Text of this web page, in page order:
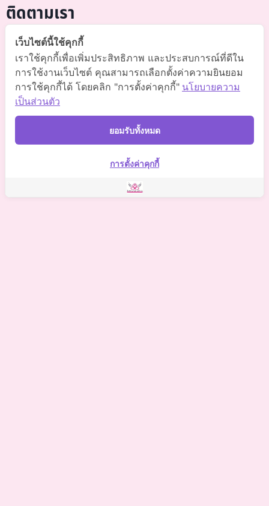
ติดตามเรา
@somchai-clinic (มี@)
Somchaiclinic คลินิกแพทย์สมชาย
Somchaiclinic
2021 Somchai Clinic. All Rights Reserved. Powered by
เว็บไซต์นี้ใช้คุกกี้
เราใช้คุกกี้เพื่อเพิ่มประสิทธิภาพ และประสบการณ์ที่ดีใน
การใช้งานเว็บไซต์ คุณสามารถเลือกตั้งค่าความยินยอม
การใช้คุกกี้ได้ โดยคลิก "การตั้งค่าคุกกี้" นโยบายความ
เป็นส่วนตัว
ยอมรับทั้งหมด
การตั้งค่าคุกกี้